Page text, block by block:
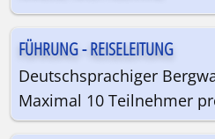
FÜHRUNG - REISELEITUNG
Deutschsprachiger
Maximal 10 Teilnehmer